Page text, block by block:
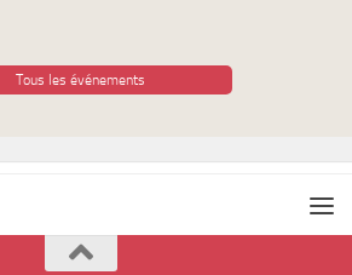
Tous les événements